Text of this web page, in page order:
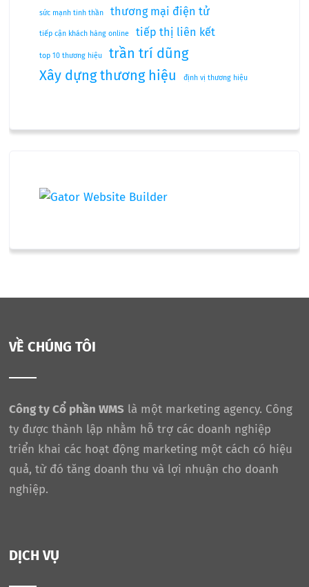
sức mạnh tinh thần thương mại điện tử
tiếp cận khách hàng online tiếp thị liên kết
top 10 thương hiệu
trần trí dũng
Xây dựng thương hiệu
định vị thương hiệu
VỀ CHÚNG TÔI
Công ty Cổ phần WMS là một marketing agency. Công
ty được thành lập nhằm hỗ trợ các doanh nghiệp
triển khai các hoạt động marketing một cách có hiệu
quả, từ đó tăng doanh thu và lợi nhuận cho doanh
nghiệp.
DỊCH VỤ